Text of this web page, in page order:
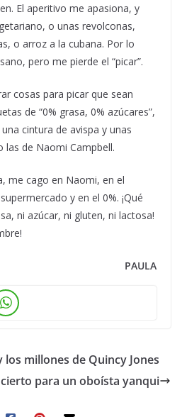
El aperitivo me apasiona, y
o unas revolconas,
o arroz a la cubana. Por lo
pero me pierde el “picar”.
cosas para picar que sean
de “0% grasa, 0% azúcares”,
cintura de avispa y unas
las de Naomi Campbell.
me cago en Naomi, en el
y en el 0%. ¡Qué
ni azúcar, ni gluten, ni lactosa!
PAULA
millones de Quincy Jones
para un oboísta yanqui